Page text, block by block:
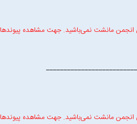
انجمن مانشت نمی‌باشید. جهت مشاهده پیوندها
انجمن مانشت نمی‌باشید. جهت مشاهده پیوندها